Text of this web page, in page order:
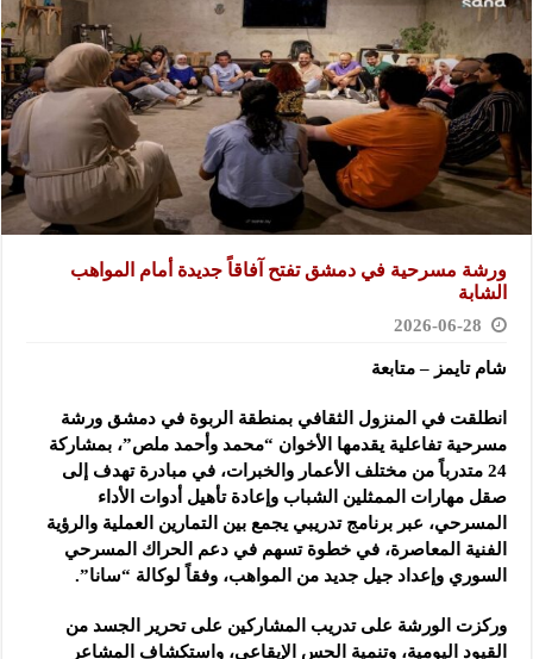
ورشة مسرحية في دمشق تفتح آفاقاً جديدة أمام المواهب
الشابة
2026-06-28
شام تايمز – متابعة
انطلقت في المنزول الثقافي بمنطقة الربوة في دمشق ورشة
مسرحية تفاعلية يقدمها الأخوان “محمد وأحمد ملص”، بمشاركة
24 متدرباً من مختلف الأعمار والخبرات، في مبادرة تهدف إلى
صقل مهارات الممثلين الشباب وإعادة تأهيل أدوات الأداء
المسرحي، عبر برنامج تدريبي يجمع بين التمارين العملية والرؤية
الفنية المعاصرة، في خطوة تسهم في دعم الحراك المسرحي
السوري وإعداد جيل جديد من المواهب، وفقاً لوكالة “سانا”.
وركزت الورشة على تدريب المشاركين على تحرير الجسد من
القيود اليومية، وتنمية الحس الإيقاعي، واستكشاف المشاعر